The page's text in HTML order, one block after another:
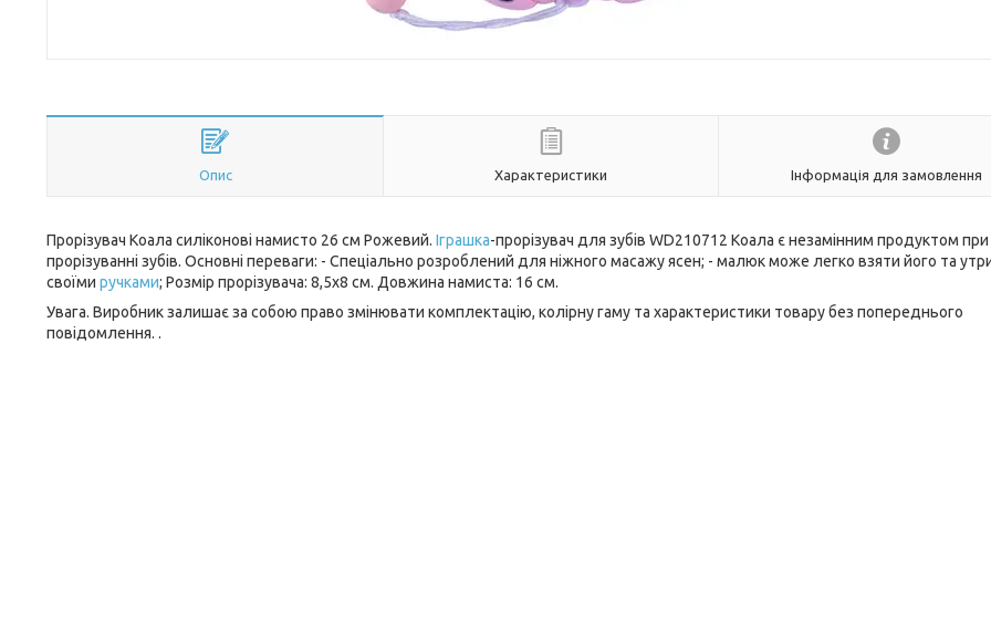
Опис Характеристики Інформація для замовлення
Прорізувач Коала силіконові намисто 26 см Рожевий. Іграшка-прорізувач для зубів WD210712 Коала є незамінним продуктом при
прорізуванні зубів. Основні переваги: - Спеціально розроблений для ніжного масажу ясен; - малюк може легко взяти його та
своїми ручками; Розмір прорізувача: 8,5х8 см. Довжина намиста: 16 см.
Увага. Виробник залишає за собою право змінювати комплектацію, колірну гаму та характеристики товару без попереднього
повідомлення. .